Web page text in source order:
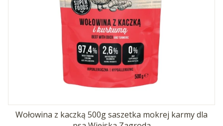
Wołowina z kaczką 500g saszetka mokrej karmy dla